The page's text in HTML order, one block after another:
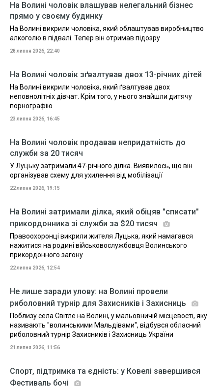
На Волині чоловік влашував нелегальний бізнес
прямо у своєму будинку
На Волині викрили чоловіка, який облаштував виробництво
алкоголю в підвалі. Тепер він отримав підозру
28 липня 2026, 22:40
На Волині чоловік зґвалтував двох 13-річних дітей
На Волині викрили чоловіка, який ґвалтував двох
неповнолітніх дівчат. Крім того, у нього знайшли дитячу
порнографію
23 липня 2026, 16:45
На Волині чоловік продавав непридатність до
служби за 20 тисяч
У Луцьку затримали 47-річного ділка. Виявилось, що він
організував схему для ухилення від мобілізації
22 липня 2026, 19:15
На Волині затримали ділка, який обіцяв "списати"
прикордонника зі служби за $20 тисяч
Правоохоронці викрили жителя Луцька, який намагався
нажитися на родині військовослужбовця Волинського
прикордонного загону
22 липня 2026, 12:54
Не лише заради улову: на Волині провели
риболовний турнір для Захисників і Захисниць
Поблизу села Світле на Волині, у мальовничій місцевості, яку
називають "волинськими Мальдівами", відбувся обласний
риболовний турнір Захисників і Захисниць України
21 липня 2026, 11:56
Спорт, підтримка та єдність: у Ковелі завершився
Фестиваль бочі